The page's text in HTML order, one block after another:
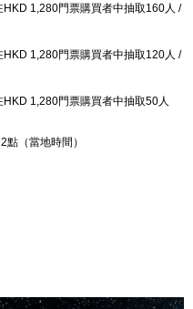
HKD 1,280門票購買者中抽取160人 /
HKD 1,280門票購買者中抽取120人 /
HKD 1,280門票購買者中抽取50人
點（當地時間）